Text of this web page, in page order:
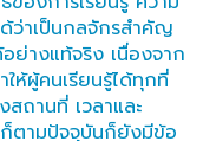
ด้ว่าเป็นกลจักรสำคัญ
ย่างแท้จริง เนื่องจาก
ห้ผู้คนเรียนรู้ได้ทุกที่
ถานที่ เวลาและ
ตามปัจจุบันก็ยังมีข้อ